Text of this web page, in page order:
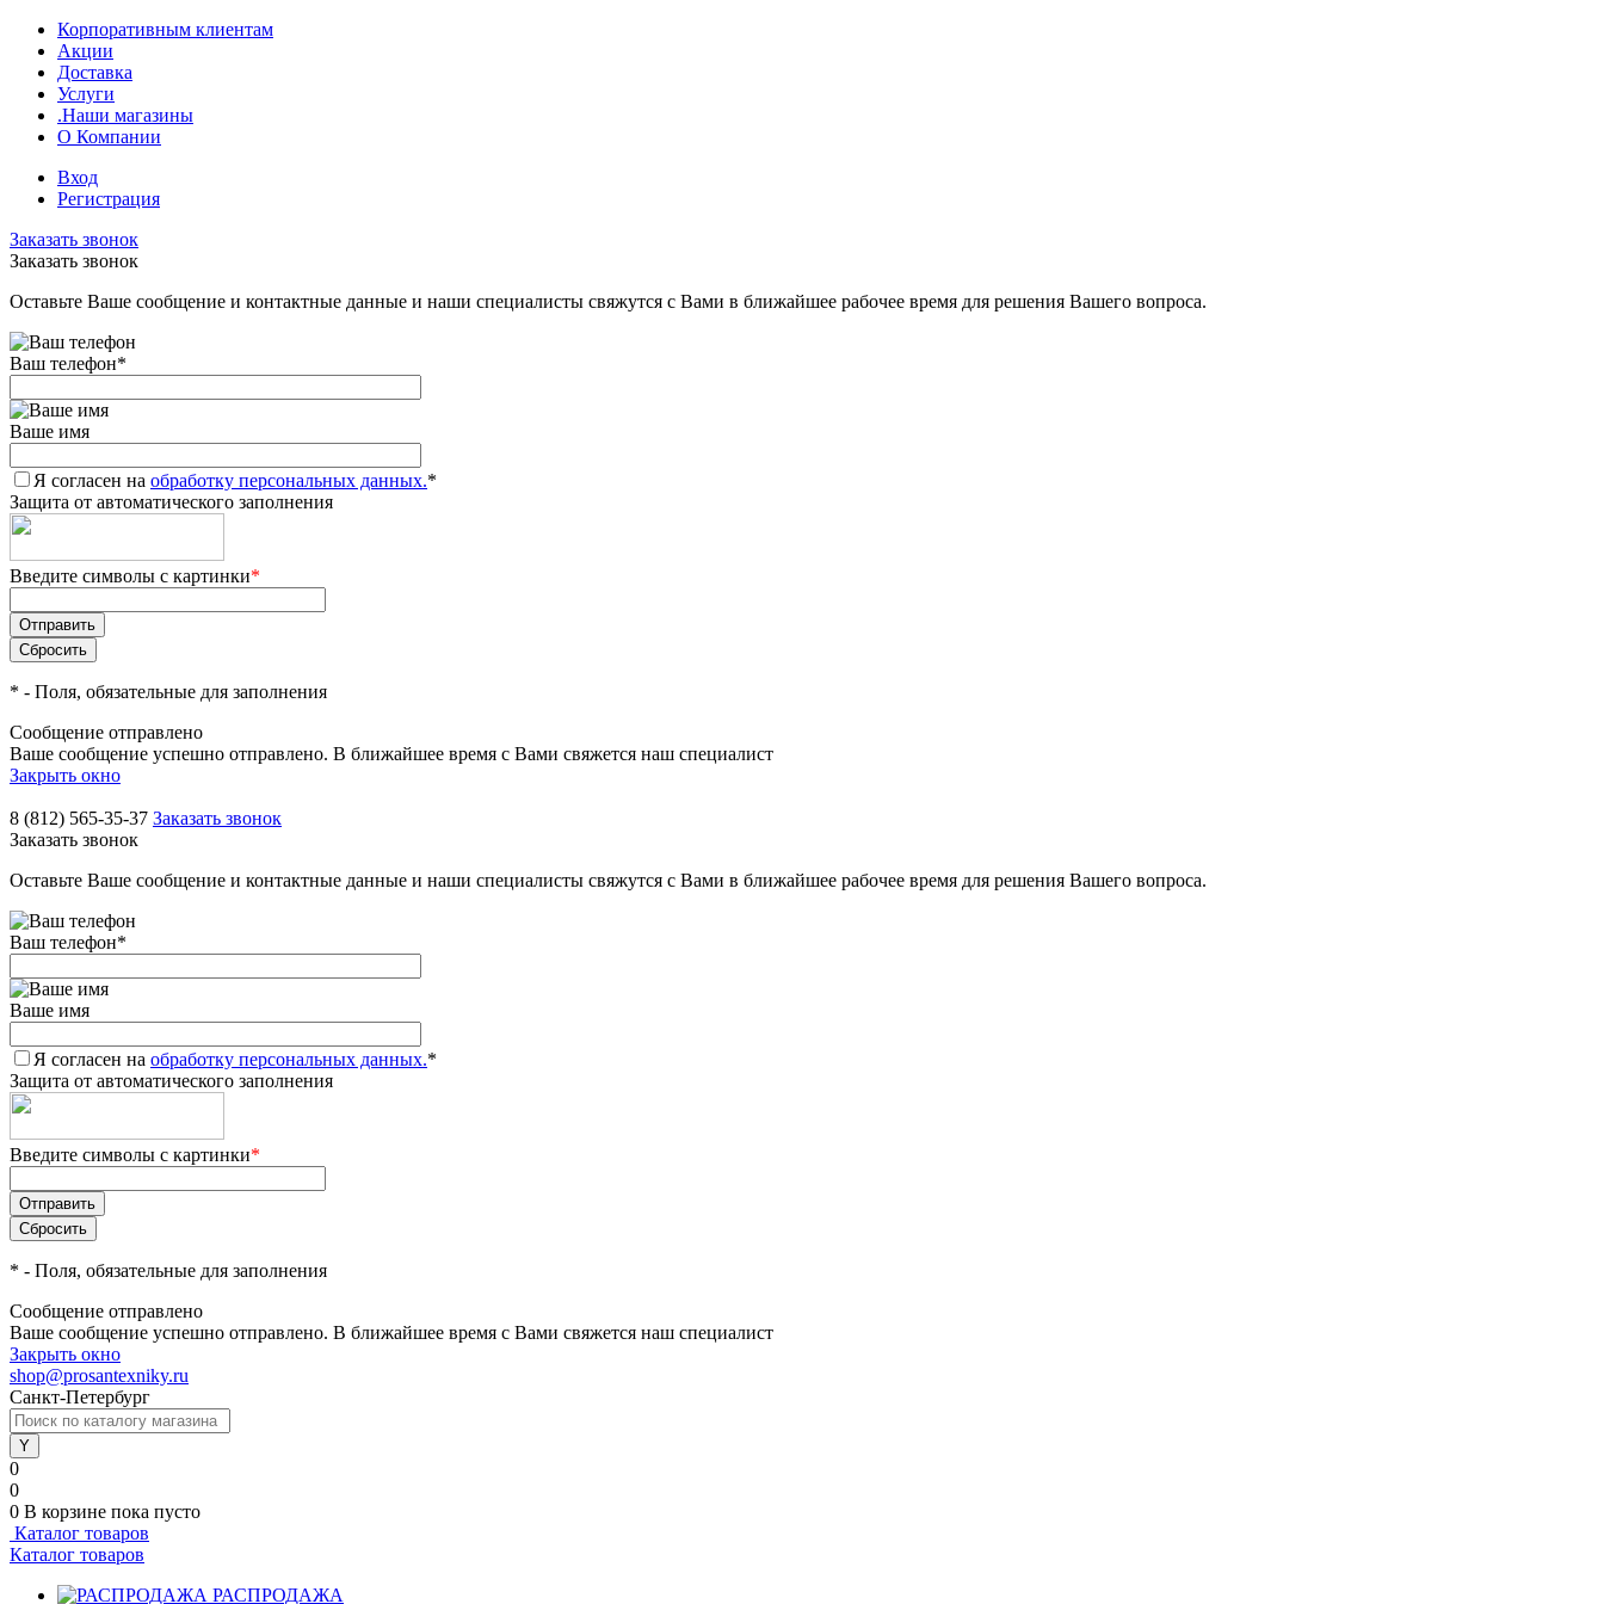
Корпоративным клиентам
Акции
Доставка
Услуги
.Наши магазины
О Компании
Вход
Регистрация
Заказать звонок
Заказать звонок
Оставьте Ваше сообщение и контактные данные и наши специалисты свяжутся с Вами в ближайшее рабочее время для решения Вашего вопроса.
Ваш телефон*
Ваше имя
Я согласен на обработку персональных данных.*
Защита от автоматического заполнения
Введите символы с картинки*
* - Поля, обязательные для заполнения
Сообщение отправлено
Ваше сообщение успешно отправлено. В ближайшее время с Вами свяжется наш специалист
Закрыть окно
8 (812) 565-35-37 Заказать звонок
Заказать звонок
Оставьте Ваше сообщение и контактные данные и наши специалисты свяжутся с Вами в ближайшее рабочее время для решения Вашего вопроса.
Ваш телефон*
Ваше имя
Я согласен на обработку персональных данных.*
Защита от автоматического заполнения
Введите символы с картинки*
* - Поля, обязательные для заполнения
Сообщение отправлено
Ваше сообщение успешно отправлено. В ближайшее время с Вами свяжется наш специалист
Закрыть окно
shop@prosantexniky.ru
Санкт-Петербург
0
0
0 В корзине пока пусто
Каталог товаров
Каталог товаров
РАСПРОДАЖА